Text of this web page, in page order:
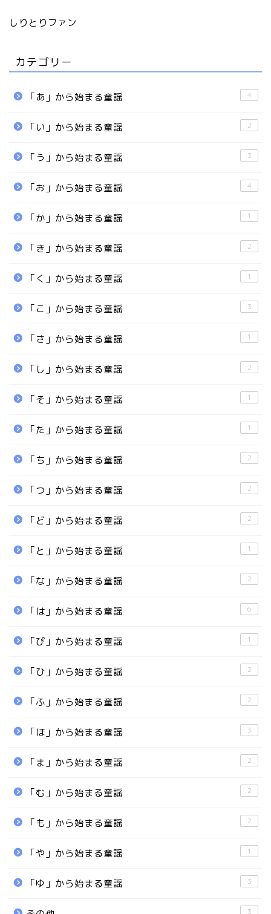
しりとりファン
カテゴリー
「あ」から始まる童謡 4
「い」から始まる童謡 2
「う」から始まる童謡 3
「お」から始まる童謡 4
「か」から始まる童謡 1
「き」から始まる童謡 2
「く」から始まる童謡 1
「こ」から始まる童謡 3
「さ」から始まる童謡 1
「し」から始まる童謡 2
「そ」から始まる童謡 1
「た」から始まる童謡 1
「ち」から始まる童謡 2
「つ」から始まる童謡 2
「ど」から始まる童謡 2
「と」から始まる童謡 1
「な」から始まる童謡 2
「は」から始まる童謡 6
「ぴ」から始まる童謡 1
「ひ」から始まる童謡 2
「ふ」から始まる童謡 2
「ほ」から始まる童謡 3
「ま」から始まる童謡 2
「む」から始まる童謡 2
「も」から始まる童謡 2
「や」から始まる童謡 1
「ゆ」から始まる童謡 3
3